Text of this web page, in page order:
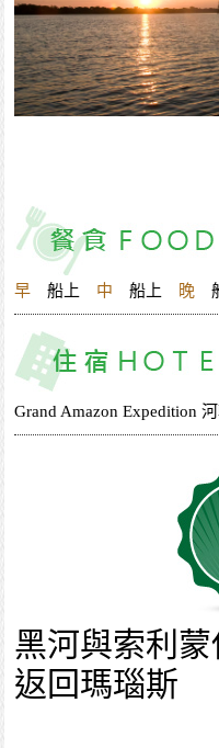
早 船上 中 船上 晚
Grand Amazon Expedition
黑河與索利蒙
返回瑪瑙斯